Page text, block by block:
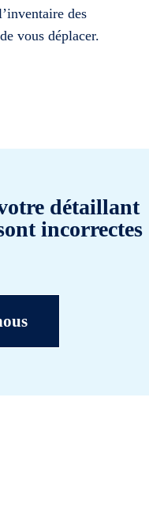
des
vous déplacer.
détaillant
incorrectes